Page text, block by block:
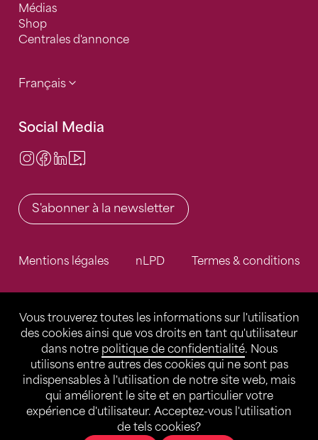
Vous trouverez toutes les informations sur l'utilisation
des cookies ainsi que vos droits en tant qu'utilisateur
dans notre politique de confidentialité. Nous
utilisons entre autres des cookies qui ne sont pas
indispensables à l'utilisation de notre site web, mais
qui améliorent le site et en particulier votre
expérience d'utilisateur. Acceptez-vous l'utilisation
de tels cookies?
Médias
Shop
Centrales d'annonce
Français
Social Media
Instagram
Facebook
LinkedIn
S'abonner à la newsletter
Mentions légales nLPD Termes & conditions